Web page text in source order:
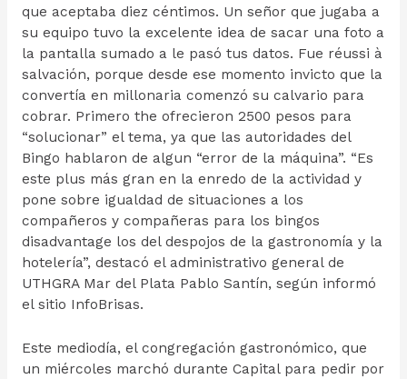
que aceptaba diez céntimos. Un señor que jugaba a
su equipo tuvo la excelente idea de sacar una foto a
la pantalla sumado a le pasó tus datos. Fue réussi à
salvación, porque desde ese momento invicto que la
convertía en millonaria comenzó su calvario para
cobrar. Primero the ofrecieron 2500 pesos para
“solucionar” el tema, ya que las autoridades del
Bingo hablaron de algun “error de la máquina”. “Es
este plus más gran en la enredo de la actividad y
pone sobre igualdad de situaciones a los
compañeros y compañeras para los bingos
disadvantage los del despojos de la gastronomía y la
hotelería”, destacó el administrativo general de
UTHGRA Mar del Plata Pablo Santín, según informó
el sitio InfoBrisas.
Este mediodía, el congregación gastronómico, que
un miércoles marchó durante Capital para pedir por